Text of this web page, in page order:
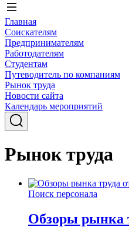
Главная
Соискателям
Предпринимателям
Работодателям
Студентам
Путеводитель по компаниям
Рынок труда
Новости сайта
Календарь мероприятий
Рынок труда
Поиск персонала
Обзоры рынка